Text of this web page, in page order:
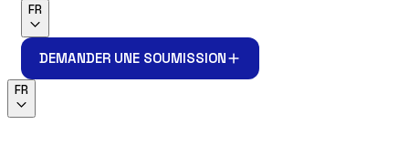
FR
DEMANDER UNE SOUMISSION
FR